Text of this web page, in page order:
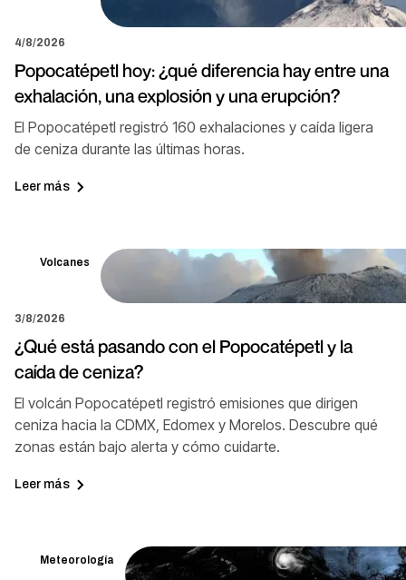
4/8/2026
Popocatépetl hoy: ¿qué diferencia hay entre una
exhalación, una explosión y una erupción?
El Popocatépetl registró 160 exhalaciones y caída ligera
de ceniza durante las últimas horas.
Leer más
Volcanes
3/8/2026
¿Qué está pasando con el Popocatépetl y la
caída de ceniza?
El volcán Popocatépetl registró emisiones que dirigen
ceniza hacia la CDMX, Edomex y Morelos. Descubre qué
zonas están bajo alerta y cómo cuidarte.
Leer más
Meteorología